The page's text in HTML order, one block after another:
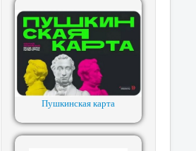
Пушкинская карта